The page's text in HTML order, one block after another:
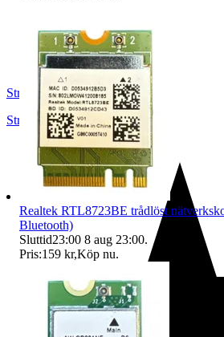
Strängnäsdatorerab
Strängnäs,Sverige
Realtek RTL8723BE trådlöst
Bluetooth)
Sluttid23:00 8 aug 23:00.
Pris:159 kr,Köp nu.